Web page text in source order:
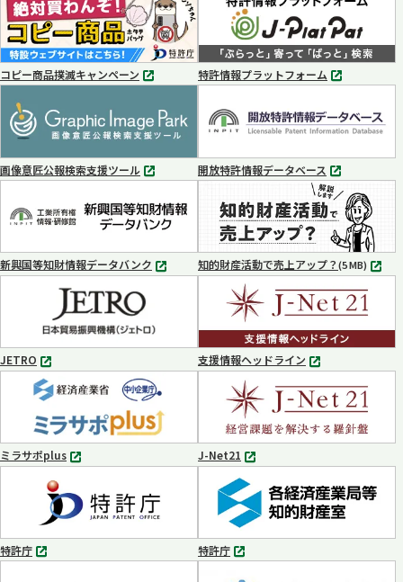
コピー商品撲滅キャンペーン
別
で
開
く
特許情報プラットフォーム
別
ブ
で
く
画像意匠公報検索支援ツール
別
ブ
で
く
開放特許情報データベース
別
タ
ブ
で
開
く
新興国等知財情報データバンク
別
開
く
知的財産活動で売上アップ？(5 MB) MP4
JETRO
別
タ
ブ
で
開
く
支援情報ヘッドライン
別
タ
ブ
で
開
く
ミラサポplus
別
ブ
で
開
く
J-Net21
別
タ
ブ
で
開
く
特許庁
別
特許庁
別